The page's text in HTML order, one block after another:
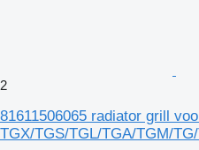
2
81611506065 radiator grill
TGX/TGS/TGL/TGA/TGM/